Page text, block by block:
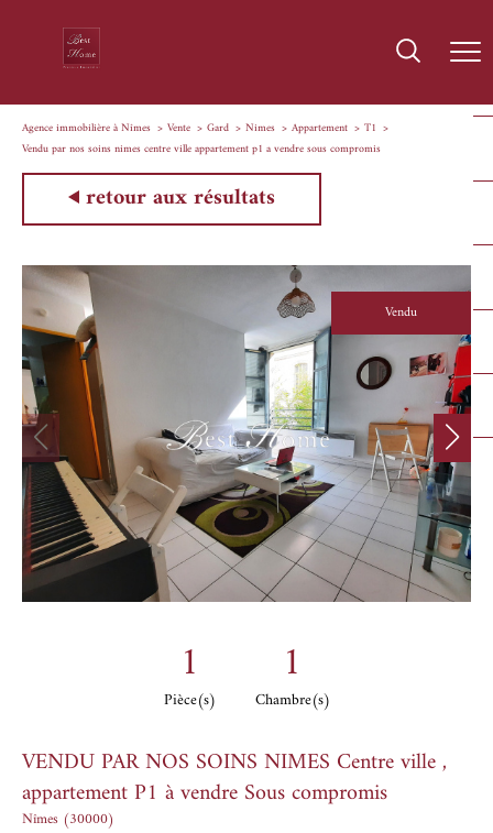
Agence immobilière à Nîmes Vente Gard Nimes Appartement
T1
Vendu par nos soins nimes centre ville appartement p1 a vendre sous compromis
retour aux résultats
Vendu
1
Pièce(s)
1
Chambre(s)
VENDU PAR NOS SOINS NIMES Centre ville ,
appartement P1 à vendre Sous compromis
Nîmes (30000)